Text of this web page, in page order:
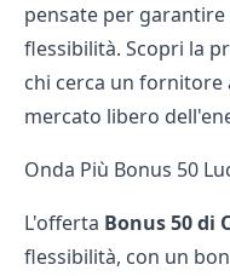
pensate per
flessibilità. Scopri la
chi cerca un fornitore
mercato libero
Onda Più Bonus 50
L'offerta Bonus 50 di
flessibilità, con un